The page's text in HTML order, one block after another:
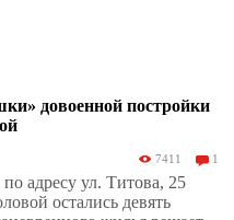
довоенной постройки
7411 1
адресу ул. Титова, 25
остались девять